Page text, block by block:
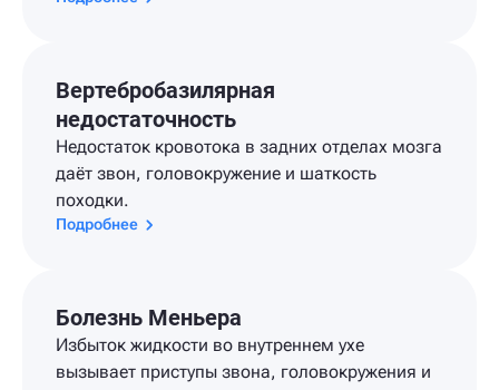
Вертебробазилярная
недостаточность
Недостаток кровотока в задних отделах мозга
даёт звон, головокружение и шаткость
походки.
Подробнее
Болезнь Меньера
Избыток жидкости во внутреннем ухе
вызывает приступы звона, головокружения и